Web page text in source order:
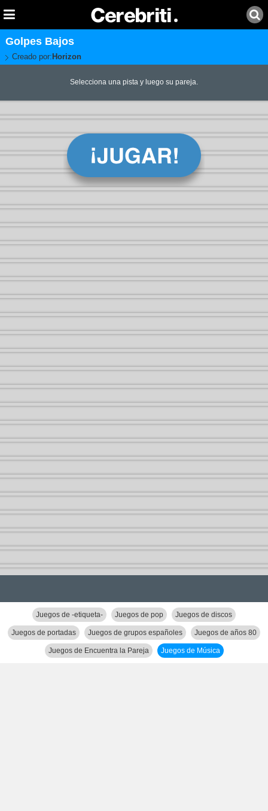
Golpes Bajos
Creado por: Horizon
Selecciona una pista y luego su pareja.
Juegos de -etiqueta- Juegos de pop Juegos de discos
Juegos de portadas Juegos de grupos españoles Juegos de años 80
Juegos de Encuentra la Pareja Juegos de Música